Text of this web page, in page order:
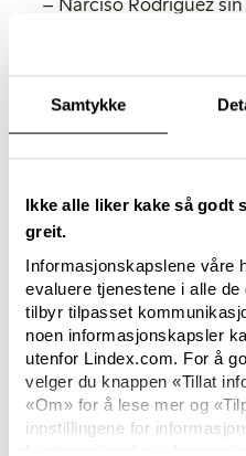
Samtykke
Ikke alle liker kake så godt
greit.
Informasjonskapslene våre
evaluere tjenestene i alle
tilbyr tilpasset
noen informasjonskapsler
utenfor Lindex.com. For å
velger du knappen «Tillat
«Om» for å lese mer og
innstillingene for
fantastisk at vi kan
kjøpe designmote til
støtter Kreftforeningen.
rosa sløyfer i løpet av
overraskelsen var at
Lindex. Det ga et skred
Rosa sløyfe-aksjonen,
Fashion Advisor og
Lindex.
– Jeg vil takke Lindex
som gjennom sitt store
sløyfe-aksjonen har
kunnskap og samle inn